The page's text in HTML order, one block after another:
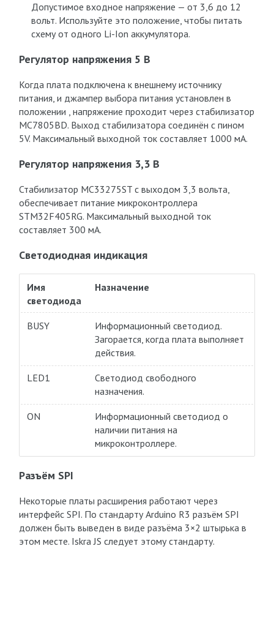
Допустимое входное напряжение — от 3,6 до 12
вольт. Используйте это положение, чтобы питать
схему от одного Li-Ion аккумулятора.
Регулятор напряжения 5 В
Когда плата подключена к внешнему источнику
питания, и джампер выбора питания установлен в
положении , напряжение проходит через стабилизатор
MC7805BD. Выход стабилизатора соединён с пином
5V. Максимальный выходной ток составляет 1000 мА.
Регулятор напряжения 3,3 В
Стабилизатор MC33275ST с выходом 3,3 вольта,
обеспечивает питание микроконтроллера
STM32F405RG. Максимальный выходной ток
составляет 300 мА.
Светодиодная индикация
Имя
светодиода
Назначение
BUSY
Информационный светодиод.
Загорается, когда плата выполняет
действия.
LED1
Светодиод свободного
назначения.
ON
Информационный светодиод о
наличии питания на
микроконтроллере.
Разъём SPI
Некоторые платы расширения работают через
интерфейс SPI. По стандарту Arduino R3 разъём SPI
должен быть выведен в виде разъёма 3×2 штырька в
этом месте. Iskra JS следует этому стандарту.